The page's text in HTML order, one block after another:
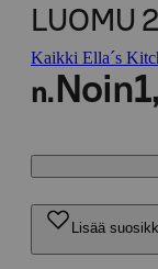
LUOMU
Kaikki Ella´s
n. Noin
Lisää